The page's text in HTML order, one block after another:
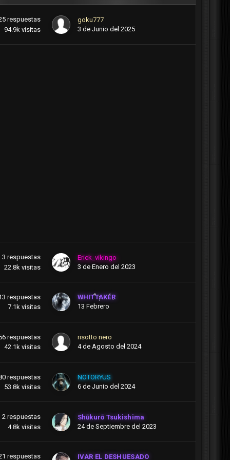
respuestas
94.9k visitas
goku777
3 de Junio del 2025
3 respuestas
22.8k visitas
Erick_vikingo
3 de Enero del 2023
respuestas
7.1k visitas
WHITTAKER
13 Febrero
respuestas
42.1k visitas
risotto nero
4 de Agosto del 2024
respuestas
53.8k visitas
NOTORYUS
6 de Junio del 2024
2 respuestas
4.8k visitas
Shūkurō Tsukishima
24 de Septiembre del 2023
respuestas IVAR EL DESHUESADO